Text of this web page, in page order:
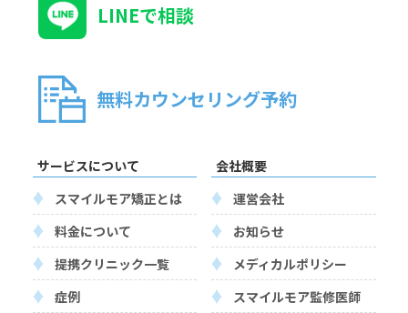
LINEで相談
無料カウンセリング予約
サービスについて
スマイルモア矯正とは
料金について
提携クリニック一覧
症例
会社概要
運営会社
お知らせ
メディカルポリシー
スマイルモア監修医師